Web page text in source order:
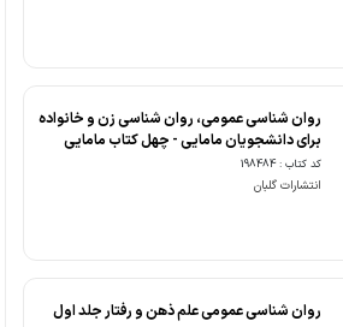
روان شناسی عمومی، روان شناسی زن و خانواده
برای دانشجویان مامایی - چهل کتاب مامایی
کد کتاب : 198484
انتشارات گلبان
روان شناسی عمومی علم ذهن و رفتار جلد اول